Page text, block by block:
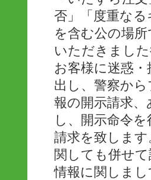
否」「度重な
を含む公の場
いただきまし
お客様に迷惑
出し、警察か
報の開示請求
し、開示命令
請求を致しま
関しても併せ
情報に関しま